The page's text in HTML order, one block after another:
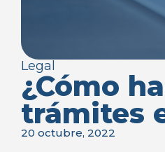
Legal
¿Cómo
trámites
20 octubre, 2022